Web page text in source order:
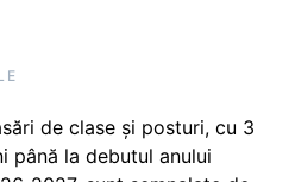
de clase și posturi, cu 3
până la debutul anului